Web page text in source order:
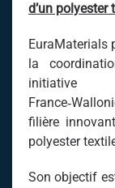
d’un polyester
EuraMaterials
la
initiative
filière
polyester
Son objectif